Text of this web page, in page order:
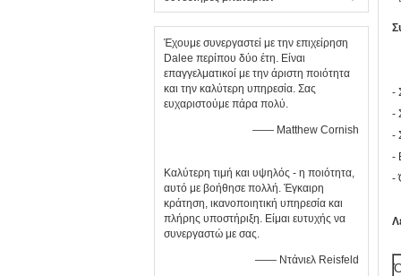
Έχουμε συνεργαστεί με την επιχείρηση
Dalee περίπου δύο έτη. Είναι
επαγγελματικοί με την άριστη ποιότητα
και την καλύτερη υπηρεσία. Σας
ευχαριστούμε πάρα πολύ.
—— Matthew Cornish
Καλύτερη τιμή και υψηλός - η ποιότητα,
αυτό με βοήθησε πολλή. Έγκαιρη
κράτηση, ικανοποιητική υπηρεσία και
πλήρης υποστήριξη. Είμαι ευτυχής να
συνεργαστώ με σας.
—— Ντάνιελ Reisfeld
-
-
-
-
-